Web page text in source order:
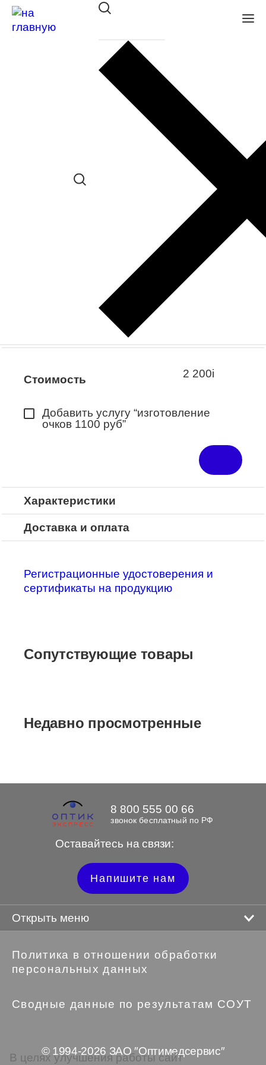
Оправа Tempo пласт. TC 5029
в наличии (Осталась 1 шт.) *наличие
товара в конкретном салоне
необходимо уточнять отдельно
Заказать примерку
Закажите понравившуюся модель
в ближайший салон “Оптик-Экспресс”.
*Доступно для Республики
Стоимость 2 200i
Добавить услугу “изготовление
очков 1100 руб”
Характеристики
Доставка и оплата
Регистрационные удостоверения и
сертификаты на продукцию
Сопутствующие товары
Недавно просмотренные
Оставайтесь на связи:
8 800 555 00 66
звонок бесплатный по РФ
Напишите нам
Открыть меню
Политика в отношении обработки
персональных данных
Сводные данные по результатам СОУТ
© 1994-2026 ЗАО ″Оптимедсервис″
В целях улучшения работы сайт